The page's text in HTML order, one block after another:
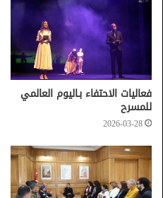
فعاليات الاحتفاء بـاليوم العالمي
للمسرح
2026-03-28